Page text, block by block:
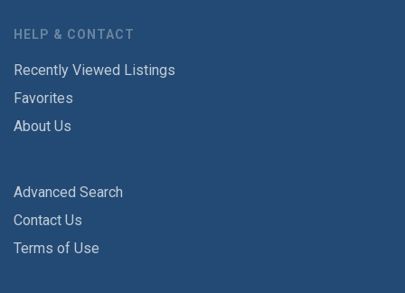
HELP & CONTACT
Recently Viewed Listings
Favorites
About Us
Advanced Search
Contact Us
Terms of Use